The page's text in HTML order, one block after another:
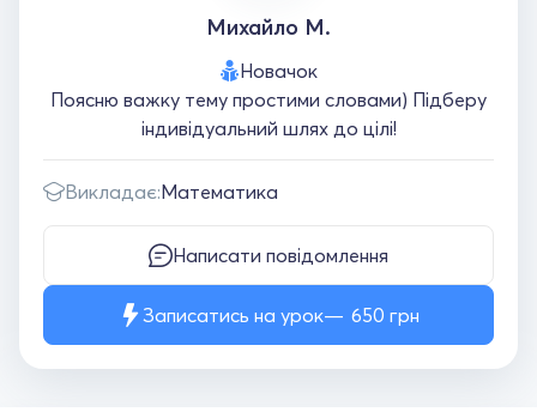
Михайло М.
Новачок
Поясню важку тему простими словами) Підберу
індивідуальний шлях до цілі!
Викладає:Математика
Написати повідомлення
Записатись на урок 650 грн